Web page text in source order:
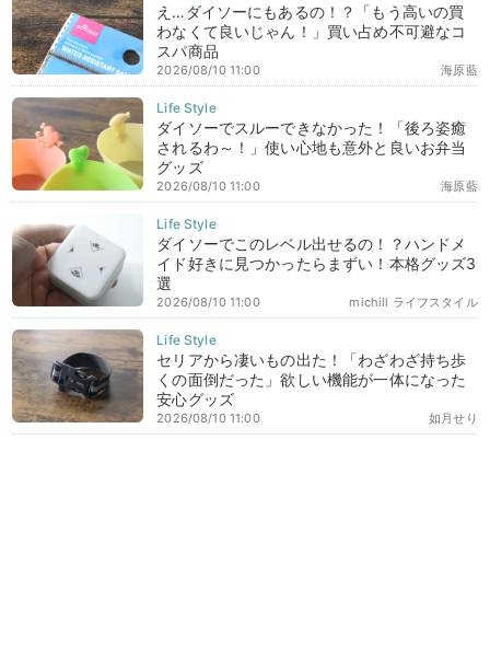
え…ダイソーにもあるの！？「もう高いの買
わなくて良いじゃん！」買い占め不可避なコ
スパ商品
海原藍
2026/08/10 11:00
ダイソーでスルーできなかった！「後ろ姿癒
されるわ～！」使い心地も意外と良いお弁当
グッズ
海原藍
2026/08/10 11:00
ダイソーでこのレベル出せるの！？ハンドメ
イド好きに見つかったらまずい！本格グッズ3
選
michill ライフスタイル
2026/08/10 11:00
セリアから凄いもの出た！「わざわざ持ち歩
くの面倒だった」欲しい機能が一体になった
安心グッズ
如月せり
2026/08/10 11:00